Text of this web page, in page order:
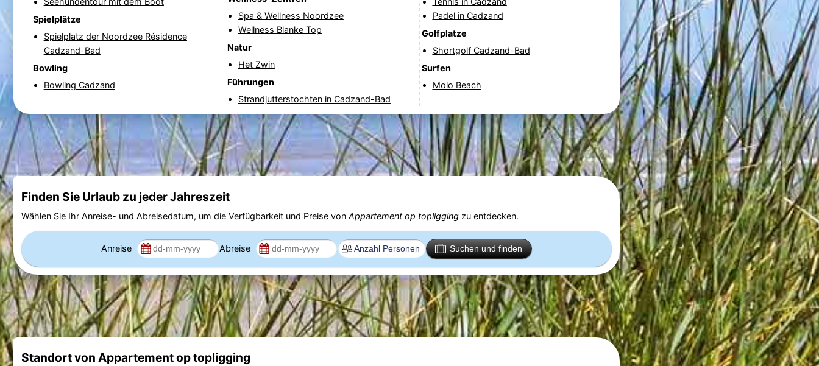
Spielplätze
Spielplatz der Noordzee Résidence
Cadzand-Bad
Bowling
Bowling Cadzand
Spa & Wellness Noordzee
Wellness Blanke Top
Natur
Het Zwin
Führungen
Strandjutterstochten in Cadzand-Bad
Padel in Cadzand
Golfplatze
Shortgolf Cadzand-Bad
Surfen
Moio Beach
Finden Sie Urlaub zu jeder Jahreszeit
Wählen Sie Ihr Anreise- und Abreisedatum, um die Verfügbarkeit und Preise von Appartement op topliggingzu entdecken.
Anreise Abreise Suchen und finden
Standort von Appartement op topligging